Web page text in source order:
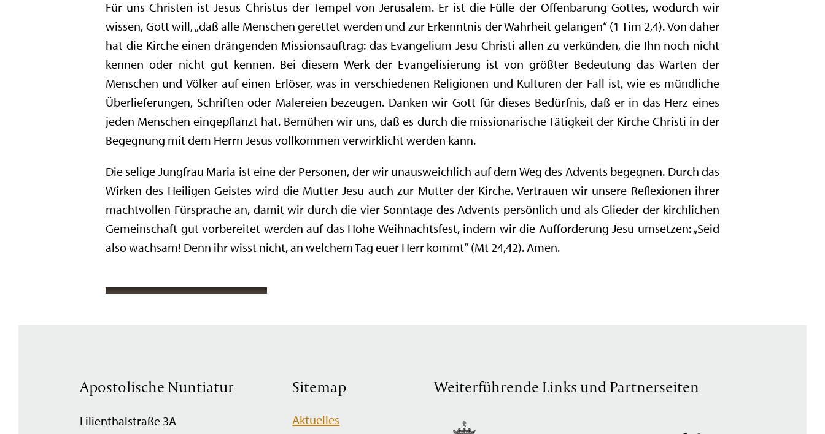
Für uns Christen ist Jesus Christus der Tempel von Jerusalem. Er ist die Fülle der Offenbarung Gottes, wodurch wir
wissen, Gott will, „daß alle Menschen gerettet werden und zur Erkenntnis der Wahrheit gelangen“ (1 Tim 2,4). Von daher
hat die Kirche einen drängenden Missionsauftrag: das Evangelium Jesu Christi allen zu verkünden, die Ihn noch nicht
kennen oder nicht gut kennen. Bei diesem Werk der Evangelisierung ist von größter Bedeutung das Warten der
Menschen und Völker auf einen Erlöser, was in verschiedenen Religionen und Kulturen der Fall ist, wie es mündliche
Überlieferungen, Schriften oder Malereien bezeugen. Danken wir Gott für dieses Bedürfnis, daß er in das Herz eines
jeden Menschen eingepflanzt hat. Bemühen wir uns, daß es durch die missionarische Tätigkeit der Kirche Christi in der
Begegnung mit dem Herrn Jesus vollkommen verwirklicht werden kann.
Die selige Jungfrau Maria ist eine der Personen, der wir unausweichlich auf dem Weg des Advents begegnen. Durch das
Wirken des Heiligen Geistes wird die Mutter Jesu auch zur Mutter der Kirche. Vertrauen wir unsere Reflexionen ihrer
machtvollen Fürsprache an, damit wir durch die vier Sonntage des Advents persönlich und als Glieder der kirchlichen
Gemeinschaft gut vorbereitet werden auf das Hohe Weihnachtsfest, indem wir die Aufforderung Jesu umsetzen: „Seid
also wachsam! Denn ihr wisst nicht, an welchem Tag euer Herr kommt“ (Mt 24,42). Amen.
Apostolische Nuntiatur
Lilienthalstraße 3A
Sitemap
Navigation
überspringen
Aktuelles
Weiterführende Links und Partnerseiten